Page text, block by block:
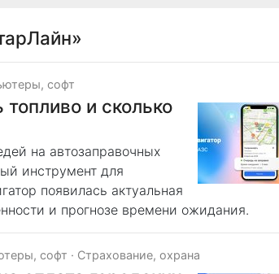
софт
и сколько
на автозаправочных
инструмент для
появилась актуальная
и прогнозе времени ожидания.
софт · Страхование, охрана